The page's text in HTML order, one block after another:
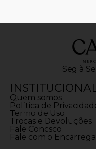
Seg à
Quem somos
Política de
Termo de Uso
Trocas e Devoluções
Fale Conosco
Fale com o